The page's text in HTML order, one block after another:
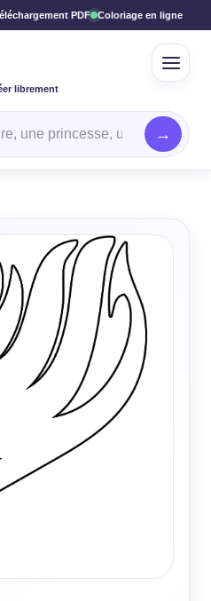
PDF Coloriage en ligne
librement